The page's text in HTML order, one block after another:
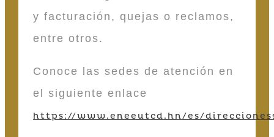
y facturación, quejas o reclamos,
entre otros.
Conoce las sedes de atención en
el siguiente enlace
https://www.eneeutcd.hn/es/